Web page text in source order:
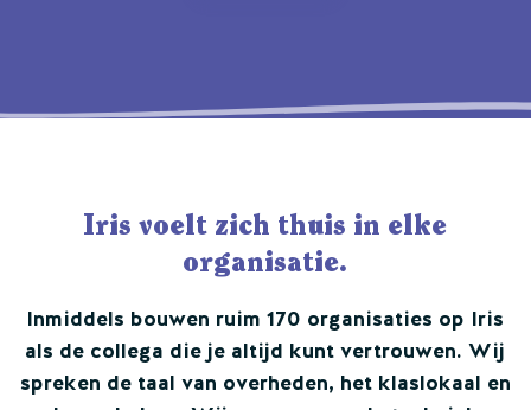
Iris voelt zich thuis in elke
organisatie.
Inmiddels bouwen ruim 170 organisaties op Iris
als de collega die je altijd kunt vertrouwen. Wij
spreken de taal van overheden, het klaslokaal en